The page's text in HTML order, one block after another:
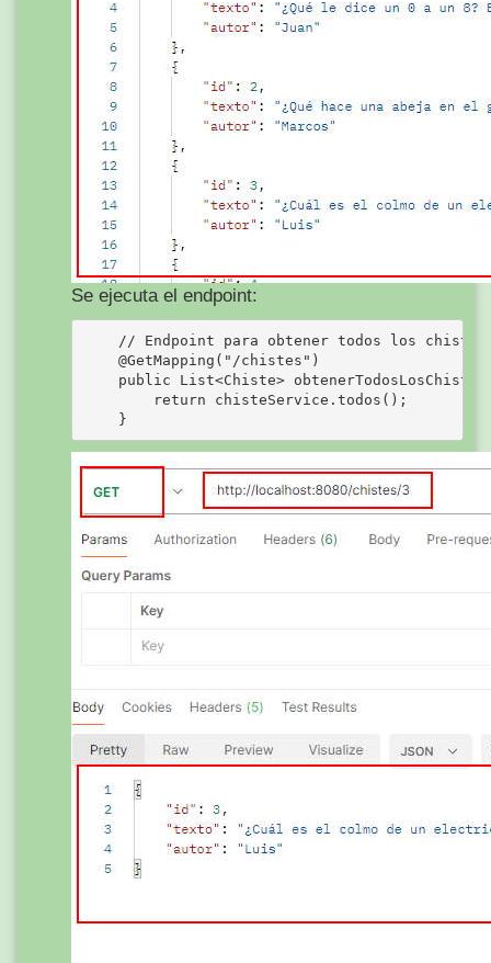
Se ejecuta el endpoint:
    // Endpoint para obtener todos los chistes
    @GetMapping("/chistes")
public List<Chiste>
        return chisteService.todos();